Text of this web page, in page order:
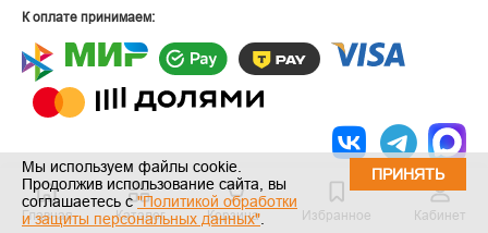
Главная Каталог Корзина Избранное Кабинет
К оплате принимаем:
© 2010-2026 ООО "Строй-Центр".Строительные и отделочные
материалы оптом и в розницу.
Мы используем файлы cookie.
Продолжив использование сайта, вы
соглашаетесь с"Политикой обработки
и защиты персональных данных"
ПРИНЯТЬ